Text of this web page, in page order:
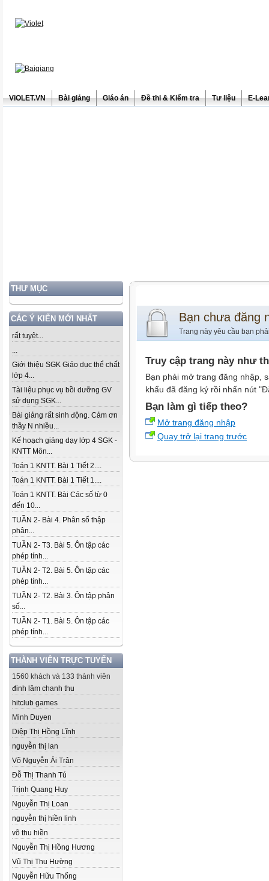
ViOLET.VN Bài giảng Giáo án Đề thi & Kiểm tra Tư liệu E-
THƯ MỤC
CÁC Ý KIẾN MỚI NHẤT
rất tuyệt...
...
Giới thiệu SGK Giáo dục thể chất
lớp 4...
Tài liệu phục vụ bồi dưỡng GV
sử dụng SGK...
Bài giảng rất sinh động. Cảm ơn
thầy N nhiều...
Kế hoạch giảng dạy lớp 4 SGK -
KNTT Môn...
Toán 1 KNTT. Bài 1 Tiết 2....
Toán 1 KNTT. Bài 1 Tiết 1....
Toán 1 KNTT. Bài Các số từ 0
đến 10...
TUẦN 2- Bài 4. Phân số thập
phân...
TUẦN 2- T3. Bài 5. Ôn tập các
phép tính...
TUẦN 2- T2. Bài 5. Ôn tập các
phép tính...
TUẦN 2- T2. Bài 3. Ôn tập phân
số...
TUẦN 2- T1. Bài 5. Ôn tập các
phép tính...
THÀNH VIÊN TRỰC TUYẾN
1560 khách và 133 thành viên
đinh lâm chanh thu
hitclub games
Minh Duyen
Diệp Thị Hồng Lĩnh
nguyễn thị lan
Võ Nguyễn Ái Trân
Đỗ Thị Thanh Tú
Trịnh Quang Huy
Nguyễn Thị Loan
nguyễn thị hiền linh
võ thu hiền
Nguyễn Thị Hồng Hương
Vũ Thị Thu Hường
Nguyễn Hữu Thống
Bạn chưa đăng
Trang này yêu cầu bạn
Truy cập trang này như
Bạn phải mở trang đăng nhập,
khẩu đã đăng ký rồi nhấn nút
Bạn làm gì tiếp theo?
Mở trang đăng nhập
Quay trở lại trang trước